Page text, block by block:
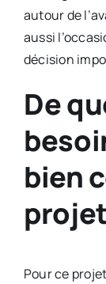
autour de
aussi
décision
De
bien
Pour ce